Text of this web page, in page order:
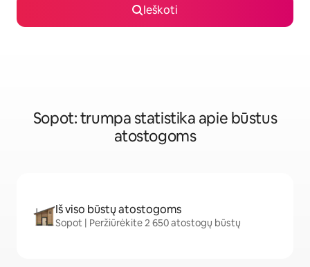
Ieškoti
Sopot: trumpa statistika apie būstus
atostogoms
Iš viso būstų atostogoms
Sopot | Peržiūrėkite 2 650 atostogų būstų